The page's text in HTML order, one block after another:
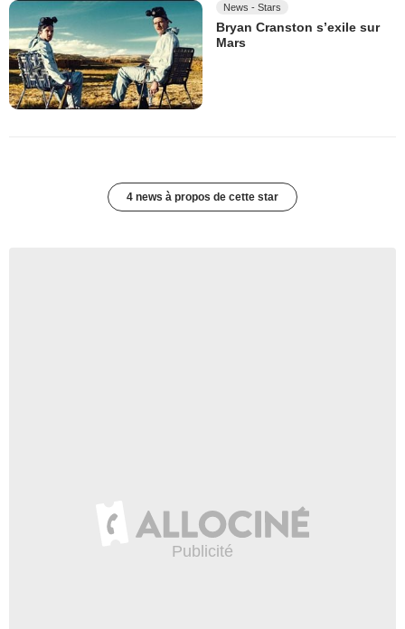
News - Stars
Bryan Cranston s’exile sur
Mars
4 news à propos de cette star